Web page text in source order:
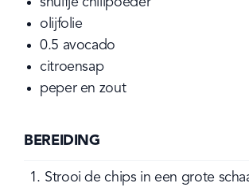
olijfolie
0.5 avocado
citroensap
peper en zout
BEREIDING
Strooi de chips in een grote